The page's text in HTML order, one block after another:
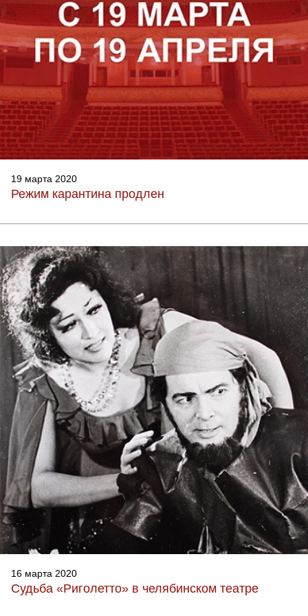
19 марта 2020
Режим карантина продлен
16 марта 2020
Судьба «Риголетто» в челябинском театре